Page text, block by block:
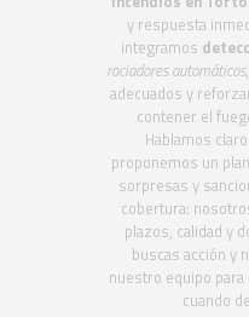
y respuesta
integramos
rociadores automáticos
adecuados y
contener el
Hablamos
proponemos un
sorpresas y
cobertura:
plazos, calidad y
buscas acción y
nuestro equipo
cuando